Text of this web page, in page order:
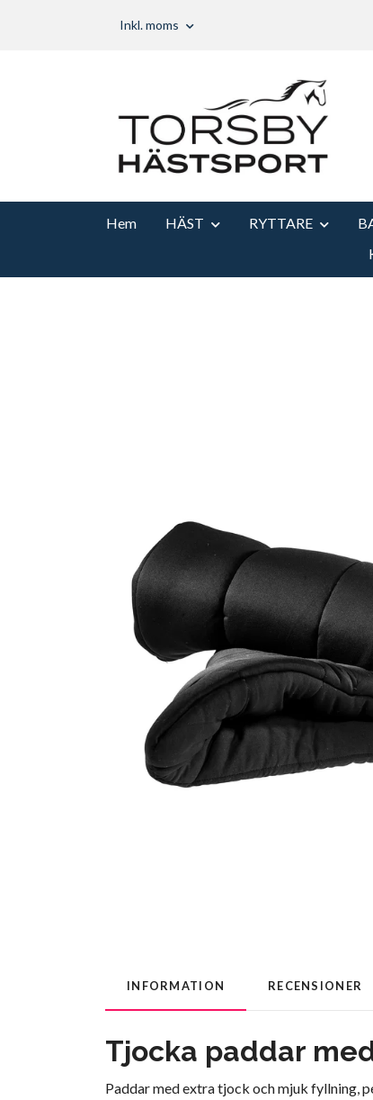
Inkl. moms
Hem HÄST RYTTARE
INFORMATION RECENSIONER
Tjocka paddar
Paddar med extra tjock och mjuk fyllning,